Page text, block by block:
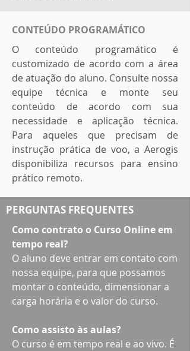
CONTEÚDO PROGRAMÁTICO
O conteúdo programático é
customizado de acordo com a área
de atuação do aluno. Consulte nossa
equipe técnica e monte seu
conteúdo de acordo com sua
necessidade e aplicação técnica.
Para aqueles que precisam de
instrução prática de voo, a Aerogis
disponibiliza recursos para ensino
prático remoto.
PERGUNTAS FREQUENTES
Como contrato o Curso Online em
tempo real?
O aluno deve entrar em contato com
nossa equipe, para que possamos
montar o conteúdo, dimensionar a
carga horária e o valor do curso.
Como assisto às aulas?
O curso é em tempo real e ao vivo. É